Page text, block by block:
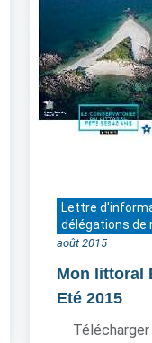
Lettre
délégations de
août 2015
Mon littoral
Eté 2015